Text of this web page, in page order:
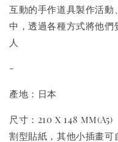
互動的手作道具製作活
中，透過各種方式將他
人
-
產地：日本
尺寸：210 x 148 mm(A5)
割型貼紙，其他小插畫可